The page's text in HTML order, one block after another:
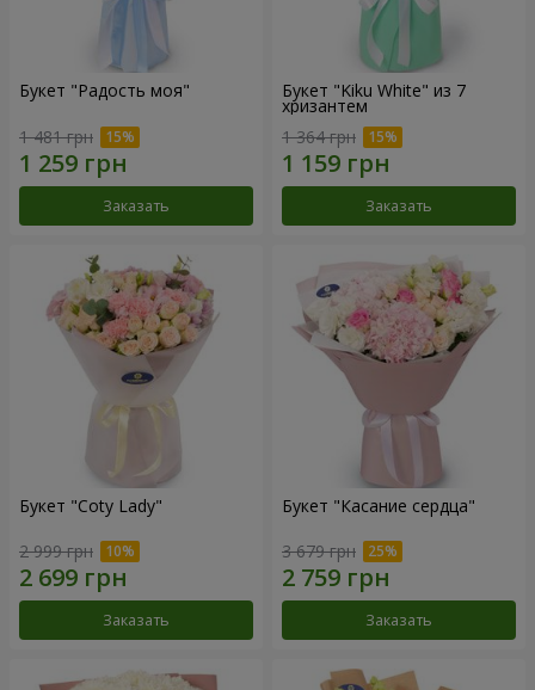
Букет "Радость моя"
1 481 грн
Заказать
Букет "Kiku White" из 7
хризантем
1 364 грн
Заказать
Букет "Coty Lady"
2 999 грн
Заказать
Букет "Касание сердца"
3 679 грн
Заказать